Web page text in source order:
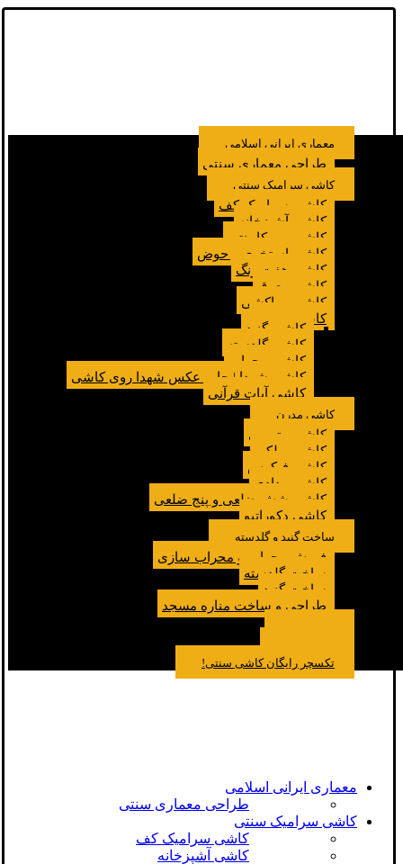
معماری ایرانی اسلامی
طراحی معماری سنتی
کاشی سرامیک سنتی
کاشی سرامیک کف
کاشی آشپزخانه
کاشی بین کابینتی
کاشی استخری و حوض
کاشی هفت رنگ
کاشی معرق
کاشی مراکشی
کاشی مسجد
کاشی گنبد
کاشی گلدسته
کاشی محراب
کاشی شهدا | چاپ عکس شهدا روی کاشی
کاشی آیات قرآنی
کاشی مدرن
کاشی مترویی
کاشی پولکی
کاشی فیکوس
کاشی مدادی
کاشی شش ضلعی و پنج ضلعی
کاشی دکوراتیو
ساخت گنبد و گلدسته
فروش محراب و محراب سازی
ساخت گلدسته
ساخت گنبد
طراحی و ساخت مناره مسجد
تکسچر رایگان کاشی سنتی!
معماری ایرانی اسلامی
طراحی معماری سنتی
کاشی سرامیک سنتی
کاشی سرامیک کف
کاشی آشپزخانه